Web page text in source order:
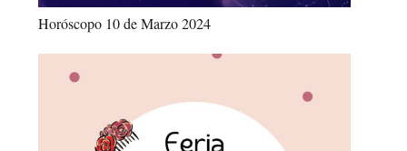
Horóscopo 10 de Marzo 2024